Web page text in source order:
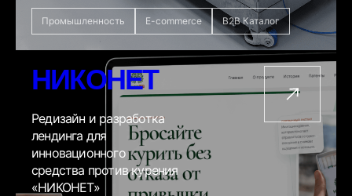
Промышленность E-commerce B2B Каталог
НИКОНЕТ
Редизайн и разработка
лендинга для
инновационного
средства против курения
«НИКОНЕТ»